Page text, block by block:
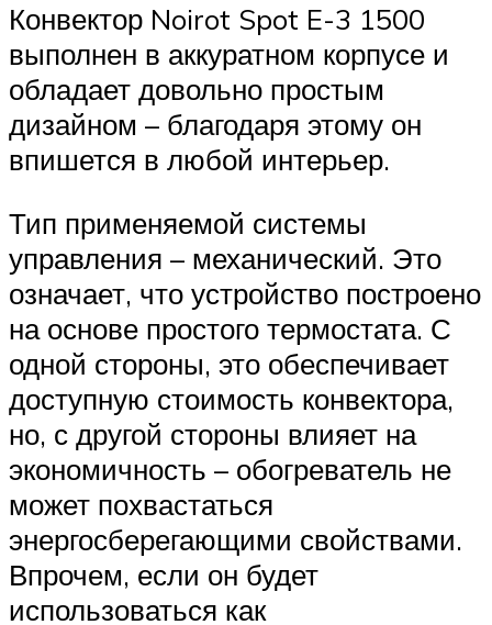
Конвектор Noirot Spot E-3 1500
выполнен в аккуратном корпусе и
обладает довольно простым
дизайном – благодаря этому он
впишется в любой интерьер.
Тип применяемой системы
управления – механический. Это
означает, что устройство построено
на основе простого термостата. С
одной стороны, это обеспечивает
доступную стоимость конвектора,
но, с другой стороны влияет на
экономичность – обогреватель не
может похвастаться
энергосберегающими свойствами.
Впрочем, если он будет
использоваться как